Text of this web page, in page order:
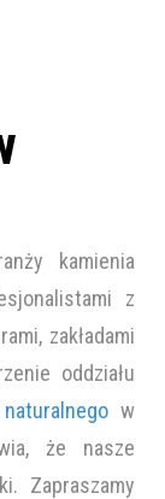
kamienia
z
zakładami
oddziału
w
że nasze
Zapraszamy